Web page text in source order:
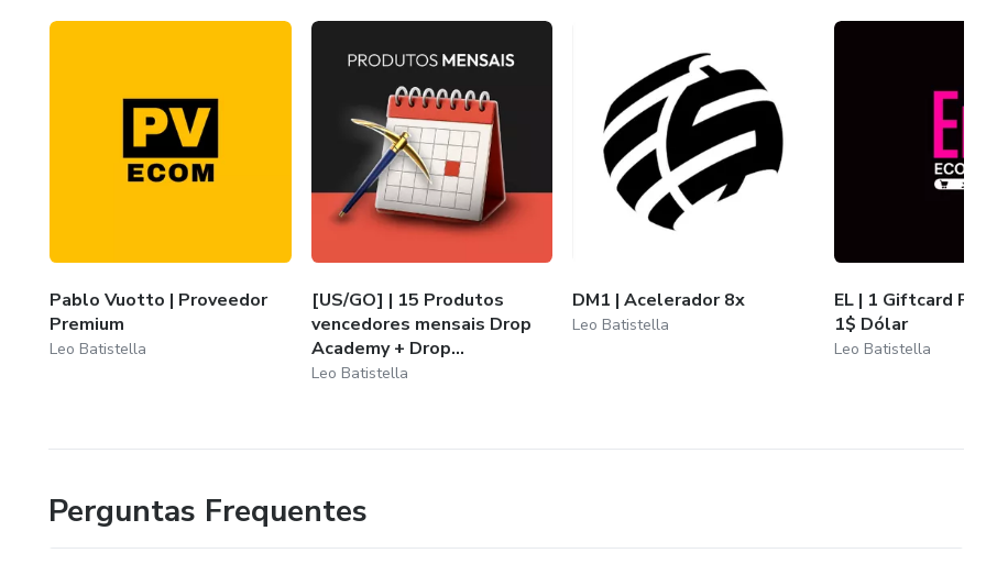
Pablo Vuotto | Proveedor
Premium
Leo Batistella
[US/GO] | 15 Produtos
vencedores mensais Drop
Academy + Drop...
Leo Batistella
DM1 | Acelerador 8x
Leo Batistella
EL | 1 Giftcard Por
1$ Dólar
Leo Batistella
Perguntas Frequentes